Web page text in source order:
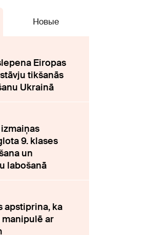
Новые
Eiropas
tikšanās
Ukrainā
9. klases
un
labošanā
apstiprina, ka
ar